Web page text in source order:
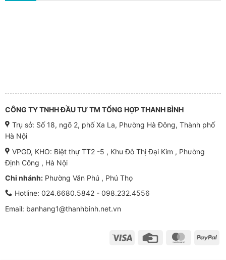
CÔNG TY TNHH ĐẦU TƯ TM TỔNG HỢP THANH BÌNH
Trụ sở: Số 18, ngõ 2, phố Xa La, Phường Hà Đông, Thành phố
Hà Nội
VPGD, KHO: Biệt thự TT2 -5 , Khu Đô Thị Đại Kim , Phường
Định Công , Hà Nội
Chi nhánh:Phường Văn Phú , Phú Thọ
Hotline: 024.6680.5842 - 098.232.4556
Email: banhang1@thanhbinh.net.vn
Visa
Credit